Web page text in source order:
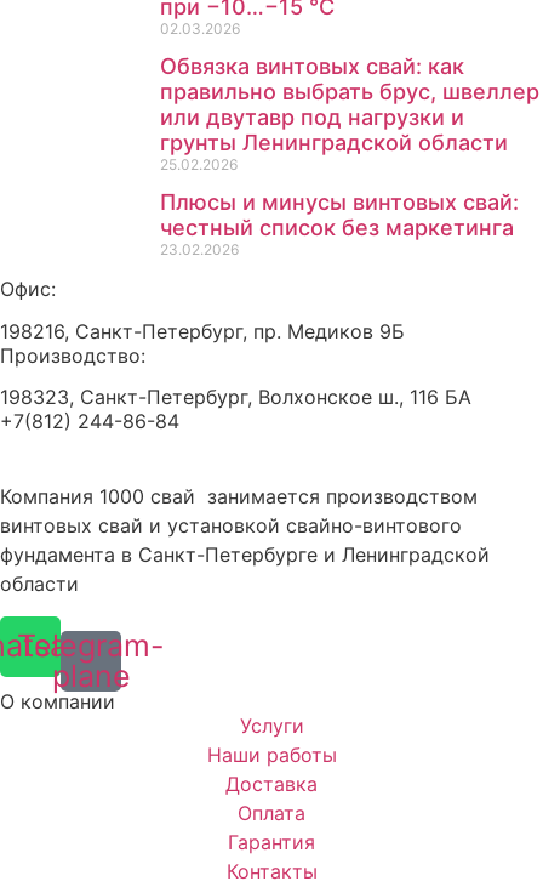
при −10…−15 °C
02.03.2026
Обвязка винтовых свай: как
правильно выбрать брус, швеллер
или двутавр под нагрузки и
грунты Ленинградской области
25.02.2026
Плюсы и минусы винтовых свай:
честный список без маркетинга
23.02.2026
Офис:
198216, Санкт-Петербург, пр. Медиков 9Б
Производство:
198323, Санкт-Петербург, Волхонское ш., 116 БА
+7(812) 244-86-84
Компания 1000 свай занимается производством
винтовых свай и установкой свайно-винтового
фундамента в Санкт-Петербурге и Ленинградской
области
Telegram-
plane
О компании
Услуги
Наши работы
Доставка
Оплата
Гарантия
Контакты